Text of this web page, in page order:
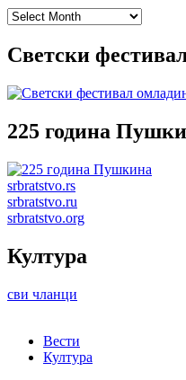
Archives
Светски
225 година
srbratstvo.rs
srbratstvo.ru
srbratstvo.org
Култура
сви чланци
Вести
Култура